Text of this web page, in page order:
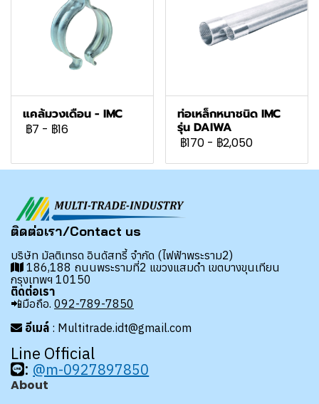
แคล้มวงเดือน - IMC
฿7 - ฿16
ท่อเหล็กหนาชนิด IMC
รุ่น DAIWA
฿170 - ฿2,050
ติดต่อเรา/Contact us
บริษัท มัลติเทรด อินดัสทรี้ จำกัด (ไฟฟ้าพระราม2)
186,188 ถนนพระรามที่2 แขวงแสมดำ เขตบางขุนเทียน
กรุงเทพฯ 10150
ติดต่อเรา
📲มือถือ. 092-789-7850
อีเมล์ : Multitrade.idt@gmail.com
Line Official
: @m-0927897850
About